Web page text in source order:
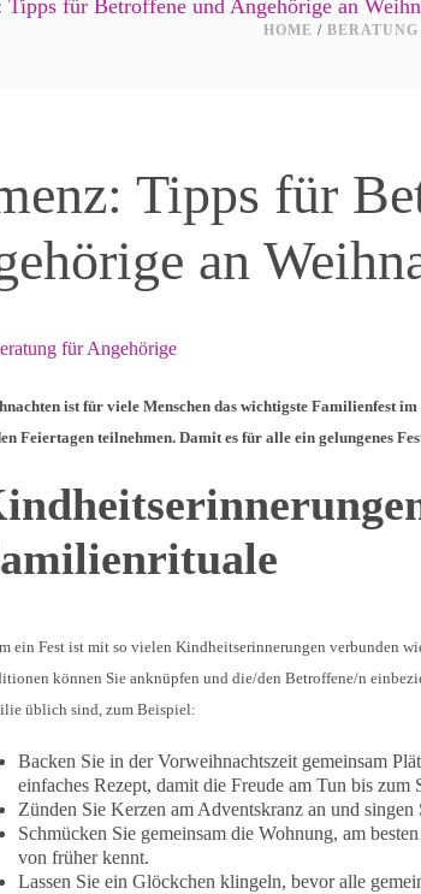
Tipps für Betroffene und Angehörige an
HOME /
Tipps für
an
für Angehörige
ist für viele Menschen das wichtigste Familienfest
Feiertagen teilnehmen. Damit es für alle ein gelungenes
ein Fest ist mit so vielen Kindheitserinnerungen verbunden
können Sie anknüpfen und die/den Betroffene/n
üblich sind, zum Beispiel:
Backen Sie in der Vorweihnachtszeit gemeinsam
einfaches Rezept, damit die Freude am Tun bis zum
Zünden Sie Kerzen am Adventskranz an und singen
Schmücken Sie gemeinsam die Wohnung, am
von früher kennt.
Lassen Sie ein Glöckchen klingeln, bevor alle